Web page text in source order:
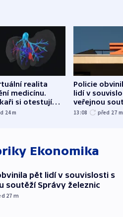
realita
medicínu.
si otestují
řez, říká
24m
Policie
lidí v
veřejnou
Správy
13:08 před 27 m
Ekonomika
pět lidí v souvislosti s
soutěží Správy železnic
27 m